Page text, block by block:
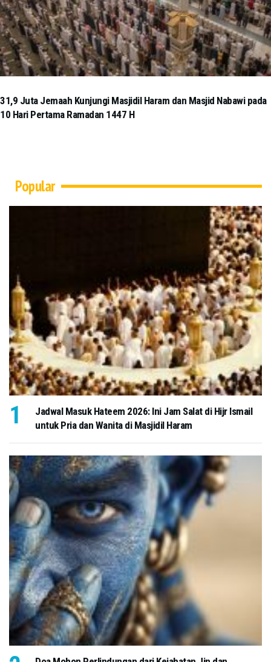
31,9 Juta Jemaah Kunjungi Masjidil Haram dan Masjid Nabawi pada
10 Hari Pertama Ramadan 1447 H
Popular
Jadwal Masuk Hateem 2026: Ini Jam Salat di Hijr Ismail
untuk Pria dan Wanita di Masjidil Haram